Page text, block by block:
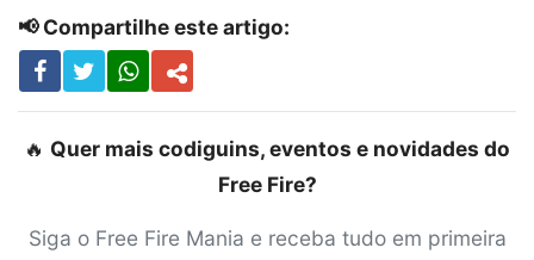
📢 Compartilhe este artigo:
🔥 Quer mais codiguins, eventos e novidades do
Free Fire?
Siga o Free Fire Mania e receba tudo em primeira